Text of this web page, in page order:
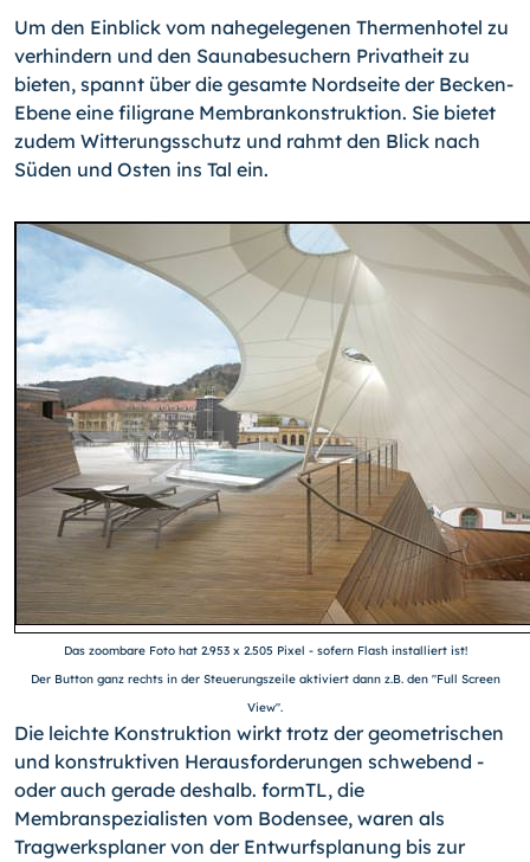
Um den Einblick vom nahegelegenen Thermenhotel zu
verhindern und den Saunabesu­chern Privatheit zu
bieten, spannt über die gesamte Nordseite der Becken-
Ebene eine filigrane Membrankonstruktion. Sie bietet
zudem Witterungsschutz und rahmt den Blick nach
Süden und Osten ins Tal ein.
Das zoombare Foto hat 2.953 x 2.505 Pixel - sofern Flash installiert ist!
Der Button ganz rechts in der Steuerungszeile aktiviert dann z.B. den "Full Screen
View".
Die leichte Konstruktion wirkt trotz der geometrischen
und konstruktiven Herausforde­rungen schwebend -
oder auch gerade deshalb. formTL, die
Membranspezialisten vom Bodensee, waren als
Tragwerksplaner von der Entwurfsplanung bis zur